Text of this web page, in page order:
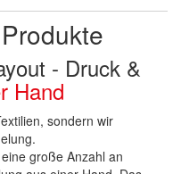
- Druck &
Hand
sondern wir
große Anzahl an